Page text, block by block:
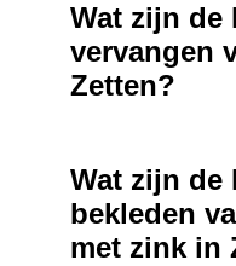
Wat zijn de
vervangen
Zetten?
Wat zijn de
bekleden
met zink in